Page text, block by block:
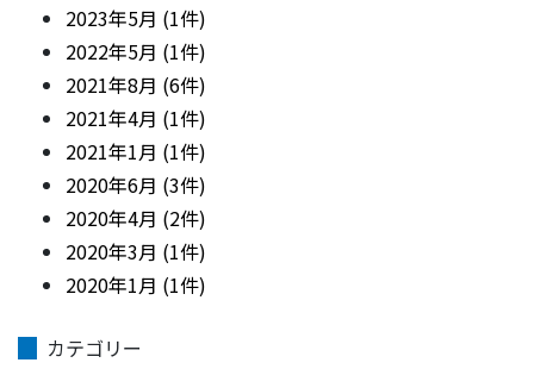
2023年5月 (1件)
2022年5月 (1件)
2021年8月 (6件)
2021年4月 (1件)
2021年1月 (1件)
2020年6月 (3件)
2020年4月 (2件)
2020年3月 (1件)
2020年1月 (1件)
カテゴリー